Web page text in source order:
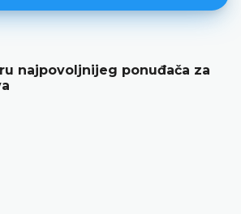
najpovoljnijeg ponuđača za